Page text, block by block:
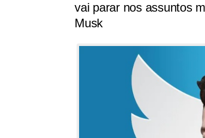
vai parar nos assuntos
Musk